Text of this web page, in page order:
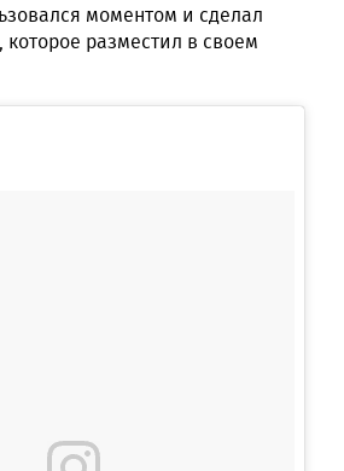
моментом и сделал
разместил в своем